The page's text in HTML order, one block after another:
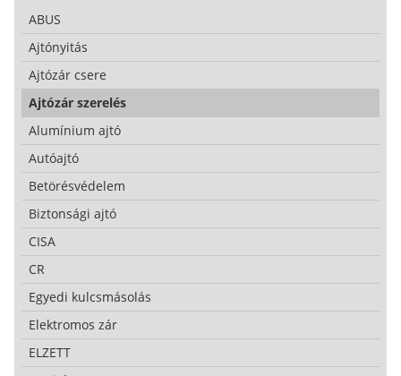
ABUS
Ajtónyitás
Ajtózár csere
Ajtózár szerelés
Alumínium ajtó
Autóajtó
Betörésvédelem
Biztonsági ajtó
CISA
CR
Egyedi kulcsmásolás
Elektromos zár
ELZETT